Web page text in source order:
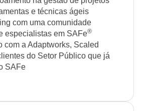
e técnicas ágeis
com uma comunidade
especialistas em SAFe®
com a Adaptworks, Scaled
do Setor Público que já
SAFe